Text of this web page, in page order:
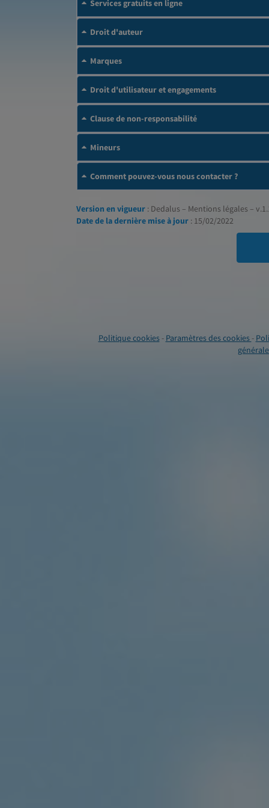
Services gratuits en ligne
Droit d'auteur
Marques
Droit d'utilisateur et engagements
Clause de non-responsabilité
Mineurs
Comment pouvez-vous nous contacter ?
Version en vigueur : Dedalus – Mentions légales –
Date de la dernière mise à jour : 15/02/2022
Politique cookies- Paramètres des cookies-